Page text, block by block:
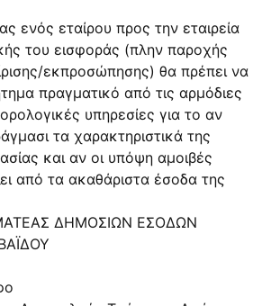
ενός εταίρου προς την εταιρεία
του εισφοράς (πλην παροχής
εκπροσώπησης) θα πρέπει να
πραγματικό από τις αρμόδιες
υπηρεσίες για το αν
τα χαρακτηριστικά της
και αν οι υπόψη αμοιβές
από τα ακαθάριστα έσοδα της
ΔΗΜΟΣΙΩΝ ΕΣΟΔΩΝ